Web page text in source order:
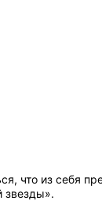
из себя
звезды».